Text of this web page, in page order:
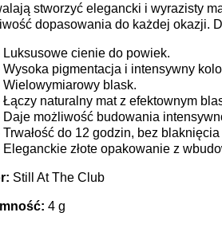
stworzyć elegancki i wyrazisty
dopasowania do każdej okazji.
Luksusowe cienie do powiek.
Wysoka pigmentacja i intensywny
Wielowymiarowy blask.
Łączy naturalny mat z efektownym
Daje możliwość budowania
Trwałość do 12 godzin, bez
Eleganckie złote opakowanie z
Still At The Club
4 g